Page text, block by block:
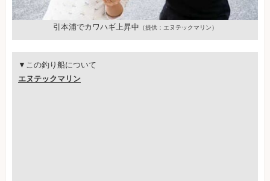
引本浦でカワハギ上昇中 （提供：エヌテックマリン）
▼この釣り船について
エヌテックマリン